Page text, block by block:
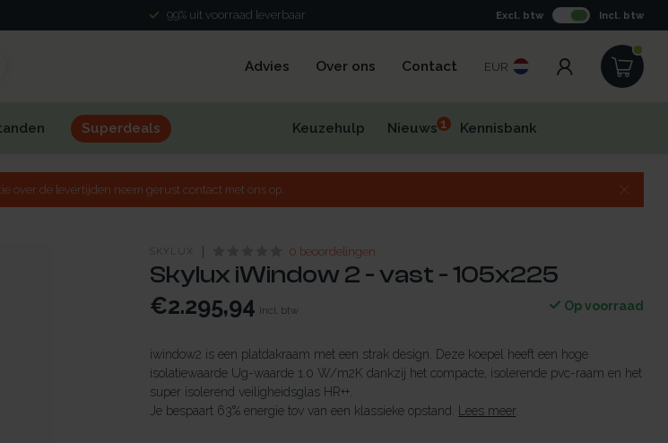
99% uit voorraad leverbaar Excl. btw Incl. btw
Advies Over ons Contact EUR
Superdeals Keuzehulp Nieuws1 Kennisbank
over de levertijden neem gerust contact met ons op.
SKYLUX 0 beoordelingen
Skylux iWindow 2 - vast - 105x225
€2.295,94 Incl. btw Op voorraad
iwindow2 is een platdakraam met een strak design. Deze koepel heeft een hoge
isolatiewaarde Ug-waarde 1.0 W/m2K dankzij het compacte, isolerende pvc-raam en het
super isolerend veiligheidsglas HR++.
Je bespaart 63% energie tov van een klassieke opstand.
Lees meer.